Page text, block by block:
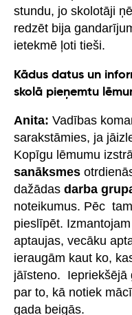
stundu, jo skolotāji
redzēt bija
ietekmē ļoti tieši.
Kādus datus un
skolā pieņemtu
Anita: Vadības
sarakstāmies, ja
Kopīgu lēmumu
sanāksmes
dažādas darba
noteikumus. Pēc
pieslīpēt.
aptaujas, vecāku
ieraugām kaut ko,
jāīsteno. Iepriekšējā
par to, kā notiek
gada beigās.